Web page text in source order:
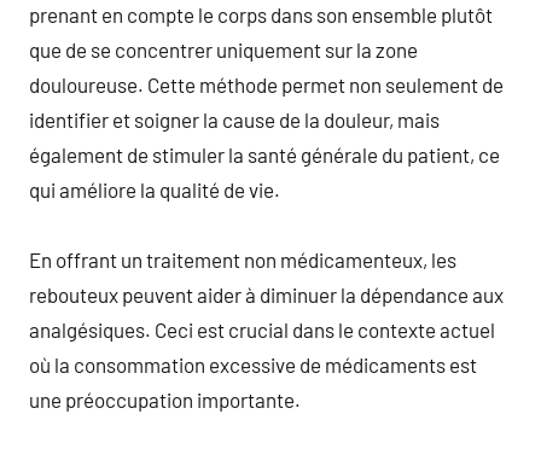
prenant en compte le corps dans son ensemble plutôt
que de se concentrer uniquement sur la zone
douloureuse. Cette méthode permet non seulement de
identifier et soigner la cause de la douleur, mais
également de stimuler la santé générale du patient, ce
qui améliore la qualité de vie.
En offrant un traitement non médicamenteux, les
rebouteux peuvent aider à diminuer la dépendance aux
analgésiques. Ceci est crucial dans le contexte actuel
où la consommation excessive de médicaments est
une préoccupation importante.